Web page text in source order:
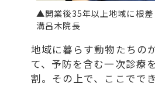
▲開業後35年以上地域に根差
溝呂木院長
地域に暮らす動物たちの
て、予防を含む一次診療
割。その上で、ここでで